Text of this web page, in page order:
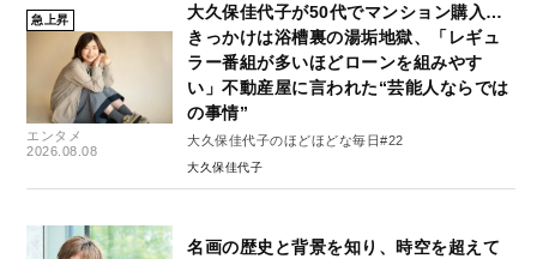
急上昇
エンタメ
2026.08.08
大久保佳代子が50代でマンション購入…
きっかけは浴槽裏の湯垢地獄、「レギュ
ラー番組が多いほどローンを組みやす
い」不動産屋に言われた“芸能人ならでは
の事情”
大久保佳代子のほどほどな毎日#22
大久保佳代子
名画の歴史と背景を知り、時空を超えて